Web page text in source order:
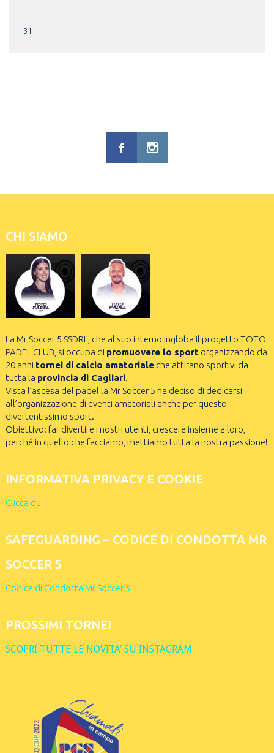
31
CHI SIAMO
La Mr Soccer 5 SSDRL, che al suo interno ingloba il progetto TOTO
PADEL CLUB, si occupa di promuovere lo sportorganizzando da
20 anni tornei di calcio amatorialeche attirano sportivi da
tutta la provincia di Cagliari.
Vista l’ascesa del padel la Mr Soccer 5 ha deciso di dedicarsi
all’organizzazione di eventi amatoriali anche per questo
divertentissimo sport.
Obiettivo: far divertire i nostri utenti, crescere insieme a loro,
perché in quello che facciamo, mettiamo tutta la nostra passione!
INFORMATIVA PRIVACY E COOKIE
Clicca qui
SAFEGUARDING – CODICE DI CONDOTTA MR
SOCCER 5
Codice di Condotta Mr Soccer 5
PROSSIMI TORNEI
SCOPRI TUTTE LE NOVITA’ SU INSTAGRAM